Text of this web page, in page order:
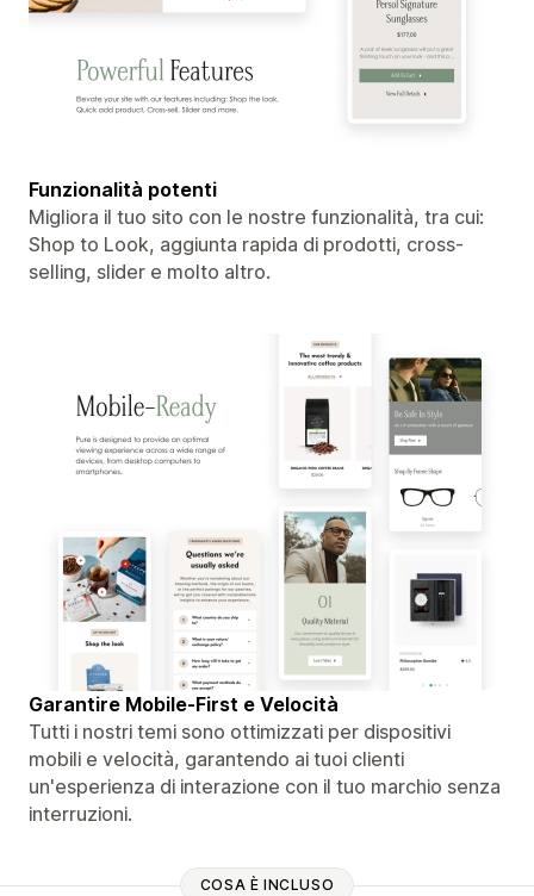
Funzionalità potenti
Migliora il tuo sito con le nostre funzionalità, tra cui:
Shop to Look, aggiunta rapida di prodotti, cross-
selling, slider e molto altro.
Garantire Mobile-First e Velocità
Tutti i nostri temi sono ottimizzati per dispositivi
mobili e velocità, garantendo ai tuoi clienti
un'esperienza di interazione con il tuo marchio senza
interruzioni.
COSA È INCLUSO